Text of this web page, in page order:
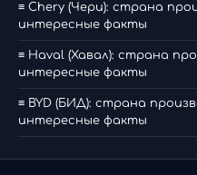
≡ Chery (Чери): страна
интересные факты
≡ Haval (Хавал): страна
интересные факты
≡ BYD (БИД): страна
интересные факты